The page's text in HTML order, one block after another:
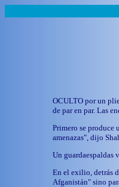
OCULTO por un
de par en par. Las
Primero se produce
amenazas", dijo
Un guardaespaldas
En el exilio, detrás
Afganistán" sino